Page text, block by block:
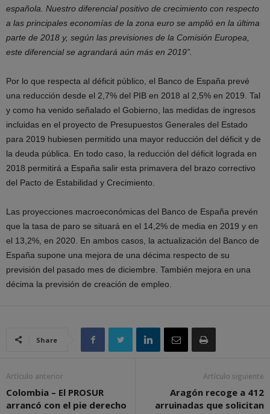
española. Nuestro diferencial positivo de crecimiento con respecto
a las principales economías de la zona euro se amplió en la última
parte de 2018 y, según las previsiones de la Comisión Europea,
este diferencial se agrandará aún más en 2019”.
Por lo que respecta al déficit público, el Banco de España prevé
una reducción desde el 2,7% del PIB en 2018 al 2,5% en 2019. Tal
y como ha venido señalado el Gobierno, las medidas de ingresos
incluidas en el proyecto de Presupuestos Generales del Estado
para 2019 hubiesen permitido una mayor reducción del déficit y de
la deuda pública. En todo caso, la reducción del déficit lograda en
2018 permitirá a España salir esta primavera del brazo correctivo
del Pacto de Estabilidad y Crecimiento.
Las proyecciones macroeconómicas del Banco de España prevén
que la tasa de paro se situará en el 14,2% de media en 2019 y en
el 13,2%, en 2020. En ambos casos, la actualización del Banco de
España supone una mejora de una décima respecto de su
previsión del pasado mes de diciembre. También mejora en una
décima la previsión de creación de empleo.
Share
Artículo anterior
Colombia – El PROSUR
arrancó con el pie derecho
Artículo siguiente
Aragón recoge a 412
arruinadas que solicitan